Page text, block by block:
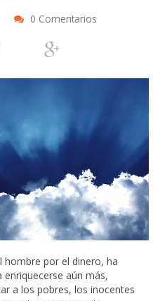
0 Comentarios
hombre por el dinero, ha
aún más,
a los pobres, los inocentes